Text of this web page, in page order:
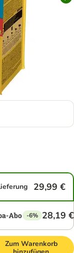
29,99 €
-6% 28,19 €
Zum Warenkorb